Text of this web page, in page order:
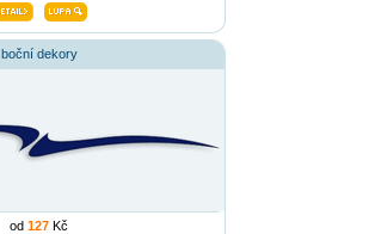
boční dekory
od 127 Kč